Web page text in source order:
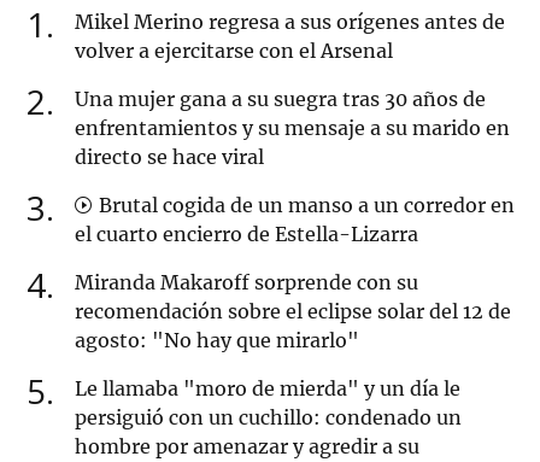
1
Mikel Merino regresa a sus orígenes antes de
volver a ejercitarse con el Arsenal
2
Una mujer gana a su suegra tras 30 años de
enfrentamientos y su mensaje a su marido en
directo se hace viral
3
Brutal cogida de un manso a un corredor en
el cuarto encierro de Estella-Lizarra
4
Miranda Makaroff sorprende con su
recomendación sobre el eclipse solar del 12 de
agosto: "No hay que mirarlo"
5
Le llamaba "moro de mierda" y un día le
persiguió con un cuchillo: condenado un
hombre por amenazar y agredir a su